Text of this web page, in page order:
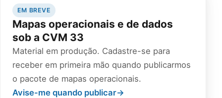
EM BREVE
Mapas operacionais e de dados
sob a CVM 33
Material em produção. Cadastre-se para
receber em primeira mão quando publicarmos
o pacote de mapas operacionais.
Avise-me quando publicar→